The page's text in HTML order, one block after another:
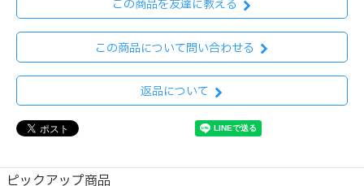
この商品を友達に教える
この商品について問い合わせる
返品について
ピックアップ商品